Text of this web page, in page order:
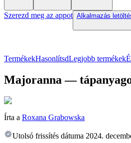
Szerezd meg az appot Alkalmazás
TermékekHasonlítsdLegjobb termékek
Majoranna —
Írta a Roxana Grabowska
Utolsó frissítés dátuma 2024.